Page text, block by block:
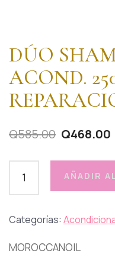
DÚO
ACOND.
Q585.00 Q468.00
AÑADIR
Categorías:
MOROCCANOIL